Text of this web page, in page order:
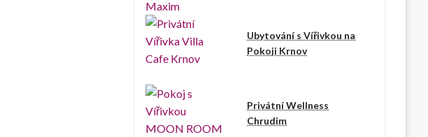
Ubytování s Vířivkou na
Pokoji Krnov
Privátní Wellness
Chrudim